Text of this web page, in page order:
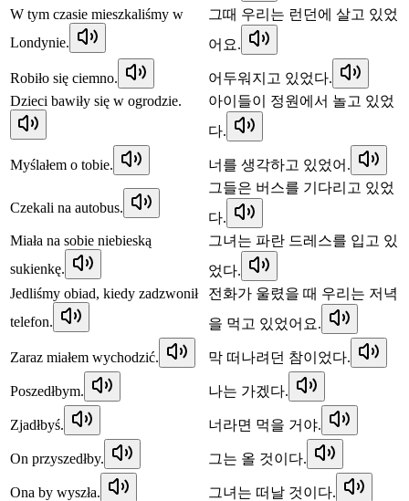
W tym czasie mieszkaliśmy w
Londynie.
그때 우리는 런던에 살고 있었
어요.
Robiło się ciemno.
어두워지고 있었다.
Dzieci bawiły się w ogrodzie.
아이들이 정원에서 놀고 있었
다.
Myślałem o tobie. 너를 생각하고 있었어.
Czekali na autobus.
그들은 버스를 기다리고 있었
다.
Miała na sobie niebieską
sukienkę.
그녀는 파란 드레스를 입고 있
었다.
Jedliśmy obiad, kiedy zadzwonił
telefon.
전화가 울렸을 때 우리는 저녁
을 먹고 있었어요.
Zaraz miałem wychodzić. 막 떠나려던 참이었다.
Poszedłbym. 나는 가겠다.
Zjadłbyś. 너라면 먹을 거야.
On przyszedłby. 그는 올 것이다.
Ona by wyszła. 그녀는 떠날 것이다.